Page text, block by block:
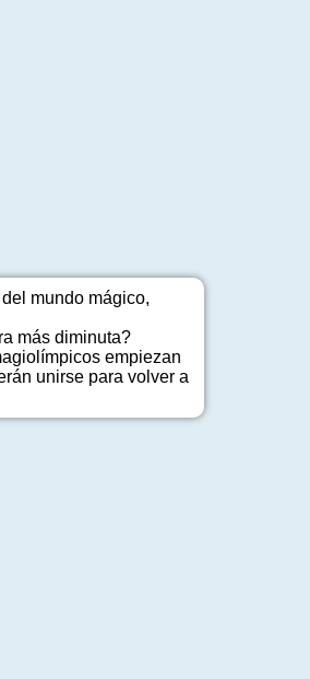
mundo mágico,
más diminuta?
empiezan
unirse para volver a